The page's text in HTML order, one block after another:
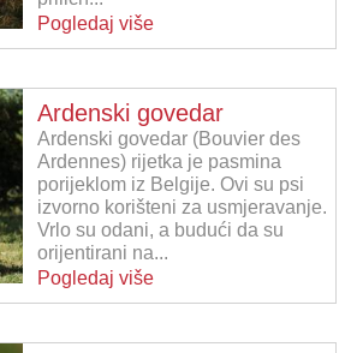
Pogledaj više
Ardenski govedar
Ardenski govedar (Bouvier des
Ardennes) rijetka je pasmina
porijeklom iz Belgije. Ovi su psi
izvorno korišteni za usmjeravanje.
Vrlo su odani, a budući da su
orijentirani na...
Pogledaj više